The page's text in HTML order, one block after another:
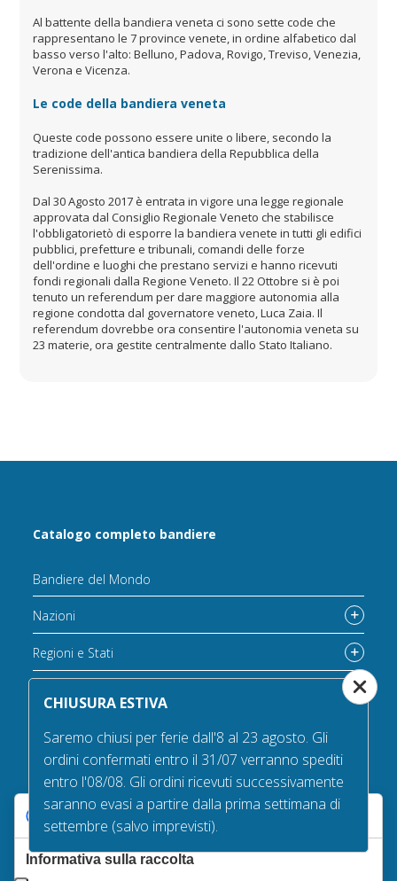
Al battente della bandiera veneta ci sono sette code che
rappresentano le 7 province venete, in ordine alfabetico dal
basso verso l'alto: Belluno, Padova, Rovigo, Treviso, Venezia,
Verona e Vicenza.
Le code della bandiera veneta
Queste code possono essere unite o libere, secondo la
tradizione dell'antica bandiera della Repubblica della
Serenissima.
Dal 30 Agosto 2017 è entrata in vigore una legge regionale
approvata dal Consiglio Regionale Veneto che stabilisce
l'obbligatorietò di esporre la bandiera venete in tutti gli edifici
pubblici, prefetture e tribunali, comandi delle forze
dell'ordine e luoghi che prestano servizi e hanno ricevuti
fondi regionali dalla Regione Veneto. Il 22 Ottobre si è poi
tenuto un referendum per dare maggiore autonomia alla
regione condotta dal governatore veneto, Luca Zaia. Il
referendum dovrebbe ora consentire l'autonomia veneta su
23 materie, ora gestite centralmente dallo Stato Italiano.
Catalogo completo bandiere
Bandiere del Mondo
Nazioni
Regioni e Stati
Nautiche e Spiaggia
Corse automobilistiche
Personalizzate
A vela e a goccia
CHIUSURA ESTIVA
Saremo chiusi per ferie dall'8 al 23 agosto. Gli
ordini confermati entro il 31/07 verranno spediti
entro l'08/08. Gli ordini ricevuti successivamente
saranno evasi a partire dalla prima settimana di
settembre (salvo imprevisti).
Le tue preferenze relative alla privacy
Informativa sulla raccolta